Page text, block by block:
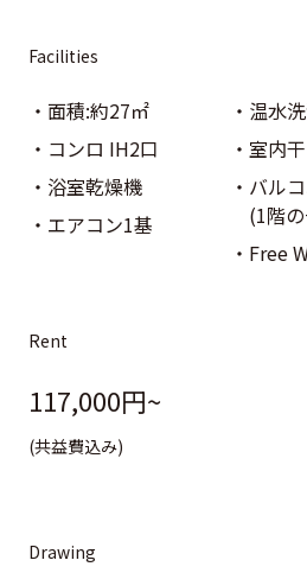
Facilities
面積:約27㎡
コンロ IH2口
浴室乾燥機
エアコン1基
温水
室内
バル
(1階
Free
Rent
117,000円~
(共益費込み)
Drawing